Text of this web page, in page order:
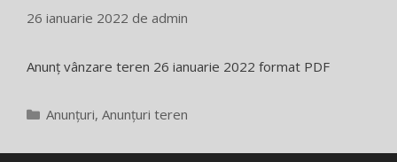
26 ianuarie 2022 de admin
Anunț vânzare teren 26 ianuarie 2022 format PDF
Categorii
Anunțuri, Anunțuri teren